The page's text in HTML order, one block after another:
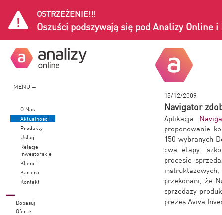
OSTRZEŻENIE!!!
Oszuści podszywają się pod Analizy Online i
MENU
O Nas
Aktualności
Produkty
Usługi
Relacje
Inwestorskie
Klienci
Kariera
Kontakt
Dopasuj
Ofertę
15/12/2009
Navigator
Aplikacja
proponowanie
150 wybranych
dwa etapy:
procesie
przekonani, że
sprzedaży
prezes Aviva